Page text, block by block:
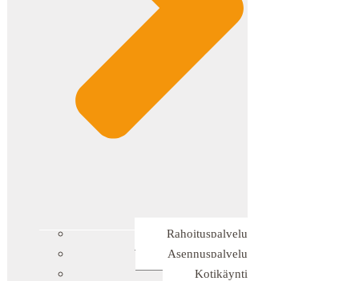
Rahoituspalvelu
Asennuspalvelu
Kotikäynti